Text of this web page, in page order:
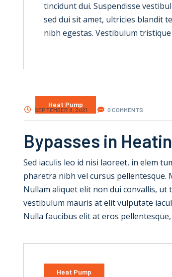
tincidunt dui. Suspendisse
sed dui sit amet, ultricies blandit
nibh egestas. Vestibulum
Heat Pump
SEPTEMBER 8, 2021 0 COMMENTS
Bypasses in
Sed iaculis leo id nisi laoreet, in elem
pharetra nibh vel cursus pellentesque.
Nullam aliquet elit non dui convallis,
vestibulum mauris at elit vulputate
Nulla faucibus elit at eros
Heat Pump